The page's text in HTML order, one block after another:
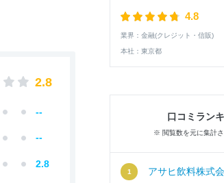
2.8
--
--
2.8
4.8
業界： 金融(クレジット・信販)
本社： 東京都
口コミラン
※ 閲覧数を元に集計
アサヒ飲料株式